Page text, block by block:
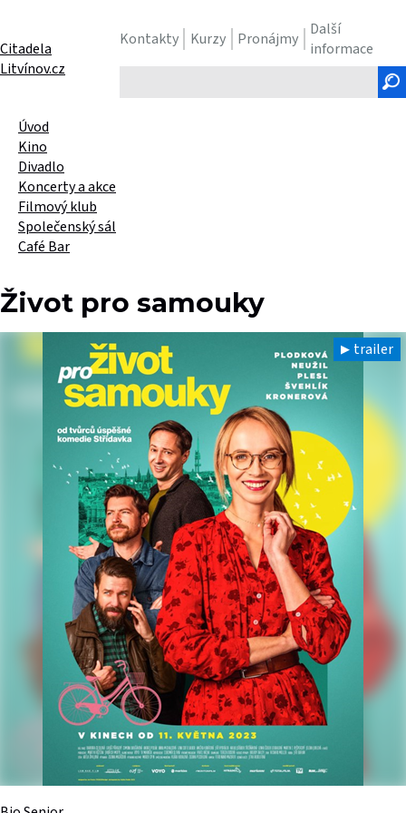
Kontakty Kurzy Pronájmy
Další
informace
text
Citadela
Litvínov.cz
Úvod
Kino
Divadlo
Koncerty a akce
Filmový klub
Společenský sál
Café Bar
Život pro samouky
trailer